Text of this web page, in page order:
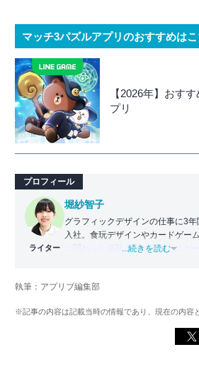
マッチ3パズルアプリのおすすめは
【2026年】おす
プリ
プロフィール
ライター
堀紗智子
グラフィックデザインの仕事に3
入社。食玩デザインやカードゲー
に関わった経験を活かし、主にゲ
とを心がけている。
...続きを読む
執筆：アプリブ編集部
※記事の内容は記載当時の情報であり、現在の内容